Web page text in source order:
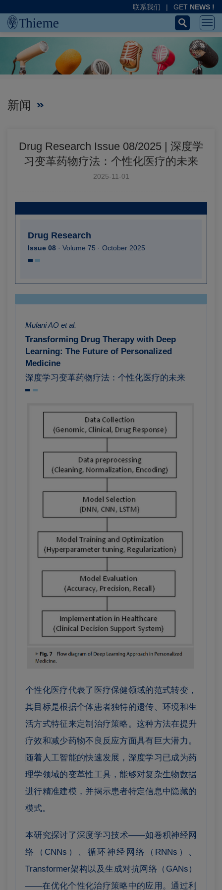
联系我们 | GET NEWS !
新闻
Drug Research Issue 08/2025 | 深度学
习变革药物疗法：个性化医疗的未来
2025-11-01
Drug Research
Issue 08 · Volume 75 · October 2025
Mulani AO et al.
Transforming Drug Therapy with Deep
Learning: The Future of Personalized
Medicine
深度学习变革药物疗法：个性化医疗的未来
个性化医疗代表了医疗保健领域的范式转变，
其目标是根据个体患者独特的遗传、环境和生
活方式特征来定制治疗策略。这种方法在提升
疗效和减少药物不良反应方面具有巨大潜力。
随着人工智能的快速发展，深度学习已成为药
理学领域的变革性工具，能够对复杂生物数据
进行精准建模，并揭示患者特定信息中隐藏的
模式。
本研究探讨了深度学习技术——如卷积神经网
络（CNNs）、循环神经网络（RNNs）、
Transformer架构以及生成对抗网络（GANs）
——在优化个性化治疗策略中的应用。通过利